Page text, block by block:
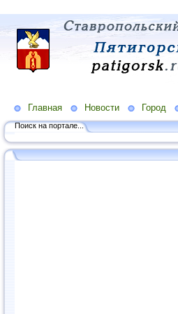
Главная Новости Город
Поиск на портале...